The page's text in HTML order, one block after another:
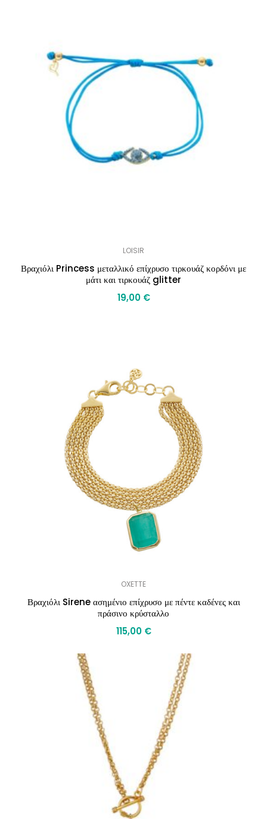
LOISIR
Βραχιόλι Princess μεταλλικό επίχρυσο τιρκουάζ κορδόνι με
μάτι και τιρκουάζ glitter
19,00 €
OXETTE
Βραχιόλι Sirene ασημένιο επίχρυσο με πέντε καδένες και
πράσινο κρύσταλλο
115,00 €